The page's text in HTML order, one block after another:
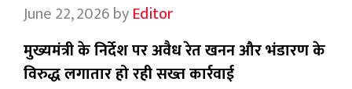
June 22, 2026byEditor
मुख्यमंत्री के निर्देश पर अवैध रेत खनन और भंडारण के
विरुद्ध लगातार हो रही सख्त कार्रवाई